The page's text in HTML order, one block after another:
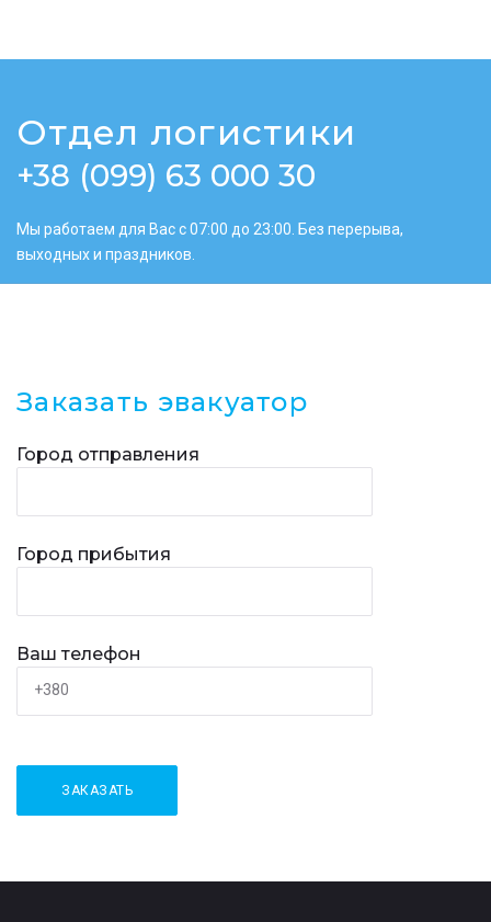
Отдел логистики
+38 (099) 63 000 30
Мы работаем для Вас с 07:00 до 23:00. Без перерыва,
выходных и праздников.
Заказать эвакуатор
Город отправления
Город прибытия
Ваш телефон